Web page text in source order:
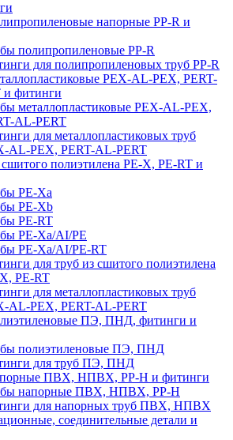
напорные PP-R и
полипропиленовые PP-R
для полипропиленовых труб PP-R
PEX-AL-PEX, PERT-
и фитинги
металлопластиковые PEX-AL-PEX,
AL-PERT
для металлопластиковых труб
AL-PEX, PERT-AL-PERT
полиэтилена PE-X, PE-RT и
PE-Xa
PE-Xb
PE-RT
PE-Xa/AI/PE
PE-Xa/AI/PE-RT
для труб из сшитого полиэтилена
PE-RT
для металлопластиковых труб
AL-PEX, PERT-AL-PERT
ПЭ, ПНД, фитинги и
полиэтиленовые ПЭ, ПНД
для труб ПЭ, ПНД
ПВХ, НПВХ, PP-H и фитинги
напорные ПВХ, НПВХ, PP-H
для напорных труб ПВХ, НПВХ
соединительные детали и